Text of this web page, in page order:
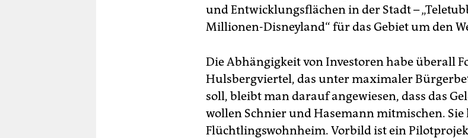
und Entwicklungsflächen in der Stadt –
Millionen-Disneyland“ für das Gebiet um den
Die Abhängigkeit von Investoren habe überall
Hulsbergviertel, das unter maximaler
soll, bleibt man darauf angewiesen, dass das
wollen Schnier und Hasemann mitmischen. Sie
Flüchtlingswohnheim. Vorbild ist ein